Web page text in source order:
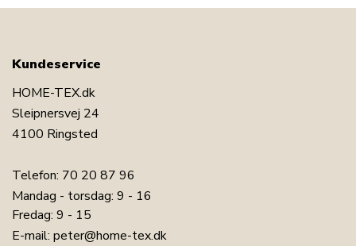
Kundeservice
HOME-TEX.dk
Sleipnersvej 24
4100 Ringsted
Telefon: 70 20 87 96
Mandag - torsdag: 9 - 16
Fredag: 9 - 15
E-mail: peter@home-tex.dk